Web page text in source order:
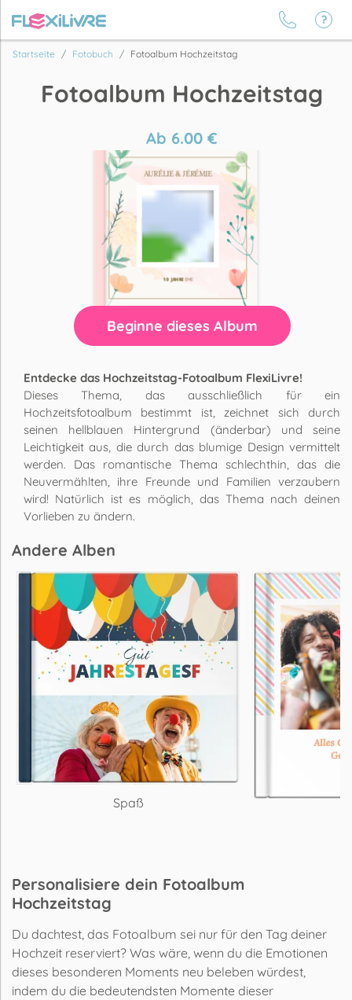
Startseite Fotobuch Fotoalbum Hochzeitstag
Fotoalbum Hochzeitstag
Ab 6.00 €
Beginne dieses Album
Entdecke das Hochzeitstag-Fotoalbum FlexiLivre!
Dieses Thema, das ausschließlich für ein
Hochzeitsfotoalbum bestimmt ist, zeichnet sich durch
seinen hellblauen Hintergrund (änderbar) und seine
Leichtigkeit aus, die durch das blumige Design vermittelt
werden. Das romantische Thema schlechthin, das die
Neuvermählten, ihre Freunde und Familien verzaubern
wird! Natürlich ist es möglich, das Thema nach deinen
Vorlieben zu ändern.
Andere Alben
Spaß
Personalisiere dein Fotoalbum
Hochzeitstag
Du dachtest, das Fotoalbum sei nur für den Tag deiner
Hochzeit reserviert? Was wäre, wenn du die Emotionen
dieses besonderen Moments neu beleben würdest,
indem du die bedeutendsten Momente dieser